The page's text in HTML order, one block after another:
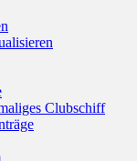
Clubschiff